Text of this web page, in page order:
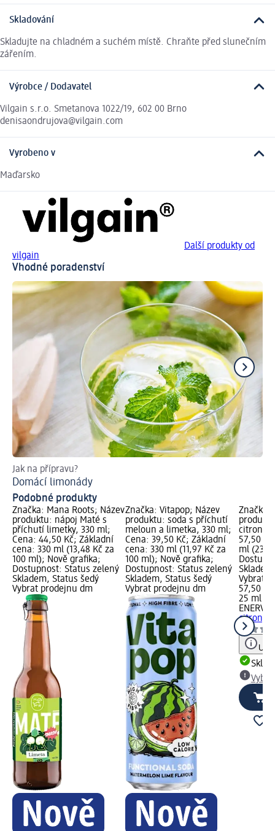
Skladování
Skladujte na chladném a suchém místě. Chraňte před slunečním
zářením.
Výrobce / Dodavatel
Vilgain s.r.o. Smetanova 1022/19, 602 00 Brno
denisaondrujova@vilgain.com
Vyrobeno v
Maďarsko
Další produkty od
vilgain
Vhodné poradenství
Jak na přípravu?
Domácí limonády
Podobné produkty
Značka: Mana Roots; Název
produktu: nápoj Maté s
příchutí limetky, 330 ml;
Cena: 44,50 Kč; Základní
cena: 330 ml (13,48 Kč za
100 ml); Nově grafika;
Dostupnost: Status zelený
Skladem, Status šedý
Vybrat prodejnu dm
Značka: Vitapop; Název
produktu: soda s příchutí
meloun a limetka, 330 ml;
Cena: 39,50 Kč; Základní
cena: 330 ml (11,97 Kč za
100 ml); Nově grafika;
Dostupnost: Status zelený
Skladem, Status šedý
Vybrat prodejnu dm
Značka:
citron,
57,50
ml
Vybrat
57,50 Kč
25 ml
ENERVIT
citron,